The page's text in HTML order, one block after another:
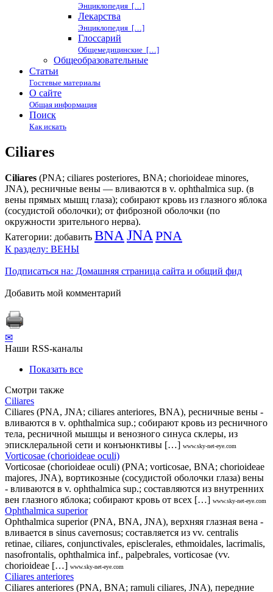
Энциклопедия […]
Лекарства
Энциклопедия […]
Глоссарий
Общемедицинские […]
Общеобразовательные
Статьи
Гостевые материалы
О сайте
Общая информация
Поиск
Как искать
Ciliares
Ciliares (PNA; ciliares posteriores, BNA; chorioideae minores,
JNA), ресничные вены — вливаются в v. ophthalmica sup. (в
вены прямых мышц глаза); собирают кровь из глазного яблока
(сосудистой оболочки); от фиброзной оболочки (по
окружности зрительного нерва).
Категории: добавить BNA JNA PNA
К разделу: ВЕНЫ
Подписаться на: Домашняя страница сайта и общий фид
Добавить мой комментарий
✉
Наши RSS-каналы
Показать все
Смотри также
Ciliares
Ciliares (PNA, JNA; ciliares anteriores, BNA), ресничные вены -
вливаются в v. ophthalmica sup.; собирают кровь из ресничного
тела, ресничной мышцы и венозного синуса склеры, из
эписклеральной сети и конъюнктивы […] www.sky-net-eye.com
Vorticosae (chorioideae oculi)
Vorticosae (chorioideae oculi) (PNA; vorticosae, BNA; chorioideae
majores, JNA), вортикозные (сосудистой оболочки глаза) вены
- вливаются в v. ophthalmica sup.; составляются из внутренних
вен глазного яблока; собирают кровь от всех […] www.sky-net-eye.com
Ophthalmica superior
Ophthalmica superior (PNA, BNA, JNA), верхняя глазная вена -
вливается в sinus cavernosus; составляется из vv. centralis
retinae, ciliares, conjunctivales, episclerales, ethmoidales, lacrimalis,
nasofrontalis, ophthalmica inf., palpebrales, vorticosae (vv.
chorioideae […] www.sky-net-eye.com
Ciliares anteriores
Ciliares anteriores (PNA, BNA; ramuli ciliares, JNA), передние